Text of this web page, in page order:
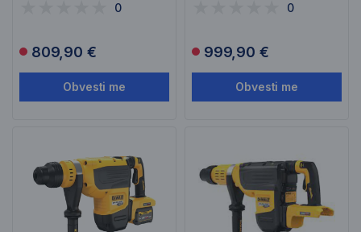
0
809,90 €
Obvesti me
0
999,90 €
Obvesti me